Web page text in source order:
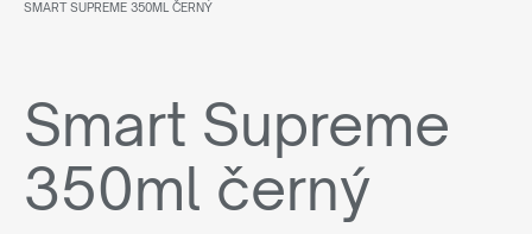
SMART SUPREME 350ML ČERNÝ
Smart Supreme
350ml černý